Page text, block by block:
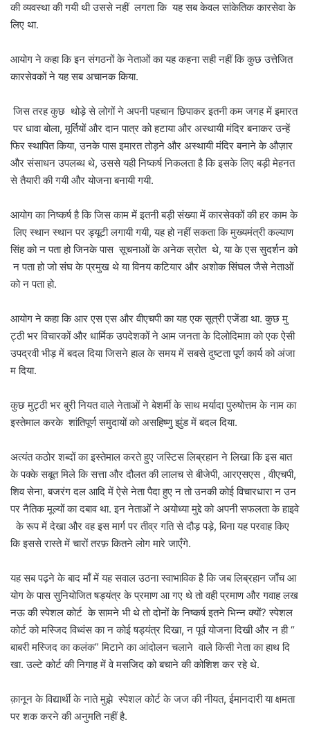
की व्यवस्था की गयी थी उससे नहीं लगता कि यह सब केवल सांकेतिक कारसेवा के
लिए था.
आयोग ने कहा कि इन संगठनों के नेताओं का यह कहना सही नहीं कि कुछ उत्तेजित
कारसेवकों ने यह सब अचानक किया.
जिस तरह कुछ थोड़े से लोगों ने अपनी पहचान छिपाकर इतनी कम जगह में इमारत
पर धावा बोला, मूर्तियों और दान पात्र को हटाया और अस्थायी मंदिर बनाकर उन्हें
फिर स्थापित किया, उनके पास इमारत तोड़ने और अस्थायी मंदिर बनाने के औज़ार
और संसाधन उपलब्ध थे, उससे यही निष्कर्ष निकलता है कि इसके लिए बड़ी मेहनत
से तैयारी की गयी और योजना बनायी गयी.
आयोग का निष्कर्ष है कि जिस काम में इतनी बड़ी संख्या में कारसेवकों की हर काम के
लिए स्थान स्थान पर ड्यूटी लगायी गयी, यह हो नहीं सकता कि मुख्यमंत्री कल्याण
सिंह को न पता हो जिनके पास सूचनाओं के अनेक स्रोत थे, या के एस सुदर्शन को
न पता हो जो संघ के प्रमुख थे या विनय कटियार और अशोक सिंघल जैसे नेताओं
को न पता हो.
आयोग ने कहा कि आर एस एस और वीएचपी का यह एक सूत्री एजेंडा था. कुछ मु
ट्ठी भर विचारकों और धार्मिक उपदेशकों ने आम जनता के दिलोदिमाग़ को एक ऐसी
उपद्रवी भीड़ में बदल दिया जिसने हाल के समय में सबसे दुष्टता पूर्ण कार्य को अंजा
म दिया.
कुछ मुट्ठी भर बुरी नियत वाले नेताओं ने बेशर्मी के साथ मर्यादा पुरुषोत्तम के नाम का
इस्तेमाल करके शांतिपूर्ण समुदायों को असहिष्णु झुंड में बदल दिया.
अत्यंत कठोर शब्दों का इस्तेमाल करते हुए जस्टिस लिब्रहान ने लिखा कि इस बात
के पक्के सबूत मिले कि सत्ता और दौलत की लालच से बीजेपी, आरएसएस , वीएचपी,
शिव सेना, बजरंग दल आदि में ऐसे नेता पैदा हुए न तो उनकी कोई विचारधारा न उन
पर नैतिक मूल्यों का दबाव था. इन नेताओं ने अयोध्या मुद्दे को अपनी सफलता के हाइवे
के रूप में देखा और वह इस मार्ग पर तीव्र गति से दौड़ पड़े, बिना यह परवाह किए
कि इससे रास्ते में चारों तरफ़ कितने लोग मारे जाएँगे.
यह सब पढ़ने के बाद माँ में यह सवाल उठना स्वाभाविक है कि जब लिब्रहान जाँच आ
योग के पास सुनियोजित षड्यंत्र के प्रमाण आ गए थे तो वही प्रमाण और गवाह लख
नऊ की स्पेशल कोर्ट के सामने भी थे तो दोनों के निष्कर्ष इतने भिन्न क्यों? स्पेशल
कोर्ट को मस्जिद विध्वंस का न कोई षड्यंत्र दिखा, न पूर्व योजना दिखी और न ही “
बाबरी मस्जिद का कलंक” मिटाने का आंदोलन चलाने वाले किसी नेता का हाथ दि
खा. उल्टे कोर्ट की निगाह में वे मसजिद को बचाने की कोशिश कर रहे थे.
क़ानून के विद्यार्थी के नाते मुझे स्पेशल कोर्ट के जज की नीयत, ईमानदारी या क्षमता
पर शक करने की अनुमति नहीं है.